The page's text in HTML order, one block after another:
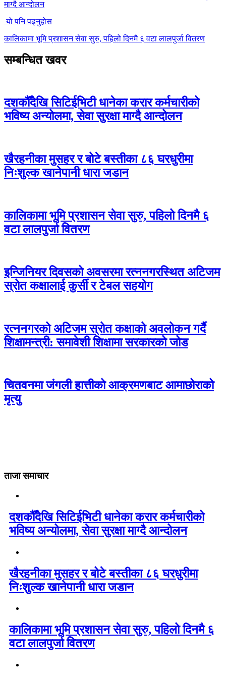
माग्दै आन्दोलन
यो पनि पढ्नुहोस
कालिकामा भूमि प्रशासन सेवा सुरु, पहिलो दिनमै ६ वटा लालपुर्जा वितरण
सम्बन्धित खवर
दशकौँदेखि सिटिईभिटी धानेका करार कर्मचारीको
भविष्य अन्योलमा, सेवा सुरक्षा माग्दै आन्दोलन
खैरहनीका मुसहर र बोटे बस्तीका ८६ घरधुरीमा
निःशुल्क खानेपानी धारा जडान
कालिकामा भूमि प्रशासन सेवा सुरु, पहिलो दिनमै ६
वटा लालपुर्जा वितरण
इन्जिनियर दिवसको अवसरमा रत्ननगरस्थित अटिजम
स्रोत कक्षालाई कुर्सी र टेबल सहयोग
रत्ननगरको अटिजम स्रोत कक्षाको अवलोकन गर्दै
शिक्षामन्त्री: समावेशी शिक्षामा सरकारको जोड
चितवनमा जंगली हात्तीको आक्रमणबाट आमाछोराको
मृत्यु
ताजा समाचार
दशकौँदेखि सिटिईभिटी धानेका करार कर्मचारीको
भविष्य अन्योलमा, सेवा सुरक्षा माग्दै आन्दोलन
खैरहनीका मुसहर र बोटे बस्तीका ८६ घरधुरीमा
निःशुल्क खानेपानी धारा जडान
कालिकामा भूमि प्रशासन सेवा सुरु, पहिलो दिनमै ६
वटा लालपुर्जा वितरण